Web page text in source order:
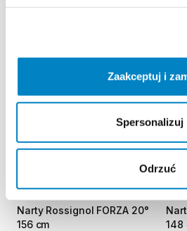
Zaakceptuj i
Spersonalizuj
Odrzuć
Narty Rossignol FORZA 20°
156 cm
148